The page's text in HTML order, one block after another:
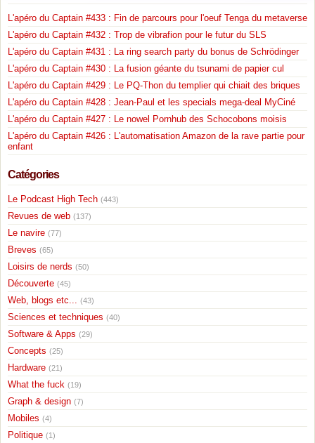
L'apéro du Captain #433 : Fin de parcours pour l'oeuf Tenga du metaverse
L'apéro du Captain #432 : Trop de vibrafion pour le futur du SLS
L'apéro du Captain #431 : La ring search party du bonus de Schrödinger
L'apéro du Captain #430 : La fusion géante du tsunami de papier cul
L'apéro du Captain #429 : Le PQ-Thon du templier qui chiait des briques
L'apéro du Captain #428 : Jean-Paul et les specials mega-deal MyCiné
L'apéro du Captain #427 : Le nowel Pornhub des Schocobons moisis
L'apéro du Captain #426 : L'automatisation Amazon de la rave partie pour
enfant
Catégories
Le Podcast High Tech (443)
Revues de web (137)
Le navire (77)
Breves (65)
Loisirs de nerds (50)
Découverte (45)
Web, blogs etc... (43)
Sciences et techniques (40)
Software & Apps (29)
Concepts (25)
Hardware (21)
What the fuck (19)
Graph & design (7)
Mobiles (4)
Politique (1)